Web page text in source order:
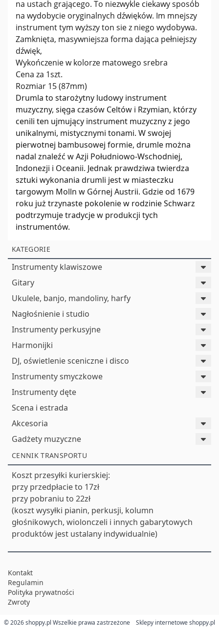
KATEGORIE
Instrumenty klawiszowe
Gitary
Ukulele, banjo, mandoliny, harfy
Nagłośnienie i studio
Instrumenty perkusyjne
Harmonijki
DJ, oświetlenie sceniczne i disco
Instrumenty smyczkowe
Instrumenty dęte
Scena i estrada
Akcesoria
Gadżety muzyczne
CENNIK TRANSPORTU
Koszt przesyłki kurierskiej:
przy przedpłacie to 17zł
przy pobraniu to 22zł
(koszt wysyłki pianin, perkusji, kolumn
głośnikowych, wiolonczeli i innych gabarytowych
produktów jest ustalany indywidualnie)
na ustach grającego. To niezwykle ciekawy sposób
na wydobycie oryginalnych dźwięków. Im mnejszy
instrument tym wyższy ton sie z niego wydobywa.
Zamknięta, masywniejsza forma dająca pełniejszy
dźwięk,
Wykończenie w kolorze matowego srebra
Cena za 1szt.
Rozmiar 15 (87mm)
Drumla to starożytny ludowy instrument
muzyczny, sięga czasów Celtów i Rzymian, którzy
cenili ten ujmujący instrument muzyczny z jego
unikalnymi, mistycznymi tonami. W swojej
pierwotnej bambusowej formie, drumle można
nadal znaleźć w Azji Południowo-Wschodniej,
Indonezji i Oceanii. Jednak prawdziwa twierdza
sztuki wykonania drumli jest w miasteczku
targowym Molln w Górnej Austrii. Gdzie od 1679
roku już trzynaste pokolenie w rodzinie Schwarz
podtrzymuje tradycje w produkcji tych
instrumentów.
Kontakt
Regulamin
Polityka prywatności
Zwroty
© 2026 shoppy.pl Wszelkie prawa zastrzeżone Sklepy internetowe shoppy.pl